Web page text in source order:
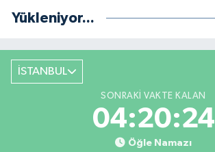
Yükleniyor...
İSTANBUL
SONRAKI VAKTE KALAN
04:20:24
Öğle Namazı